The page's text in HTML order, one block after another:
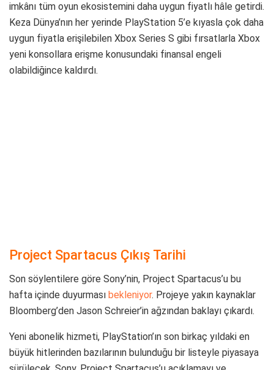
imkânı tüm oyun ekosistemini daha uygun fiyatlı hâle getirdi.
Keza Dünya’nın her yerinde PlayStation 5’e kıyasla çok daha
uygun fiyatla erişilebilen Xbox Series S gibi fırsatlarla Xbox
yeni konsollara erişme konusundaki finansal engeli
olabildiğince kaldırdı.
tanıtmayı planlıyorsa muhtemelen bunu State of Play
etkinliğin bu hafta gerçekleştirilmesini beklediğini belirtiyor
ve bu doğruysa yüksek ihtimalle Project Spartacus’un
tanıtıldığını görebiliriz.
Project Spartacus Fiyatı